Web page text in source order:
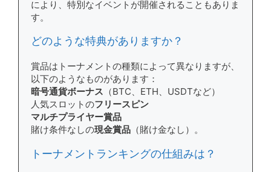
により、特別なイベントが開催されることもありま
す。
どのような特典がありますか？
賞品はトーナメントの種類によって異なりますが、
以下のようなものがあります：
暗号通貨ボーナス （BTC、ETH、USDTなど）
人気スロットのフリースピン
マルチプライヤー賞品
賭け条件なしの現金賞品 （賭け金なし）。
トーナメントランキングの仕組みは？